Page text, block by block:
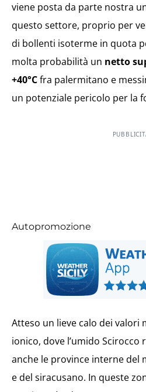
viene posta da parte nostra
questo settore, proprio per
di bollenti isoterme in quota
molta probabilità un netto
+40°Cfra palermitano e
un potenziale pericolo per la
Autopromozione
Atteso un lieve calo dei valori
ionico, dove l’umido
anche le province interne del
e del siracusano. In queste